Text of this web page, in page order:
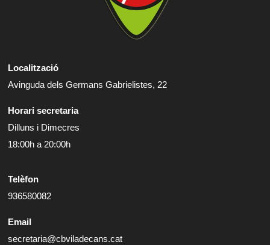
Localització
Avinguda dels Germans Gabrielistes, 22
Horari secretaria
Dilluns i Dimecres
18:00h a 20:00h
Telèfon
936580082
Email
secretaria@cbviladecans.cat